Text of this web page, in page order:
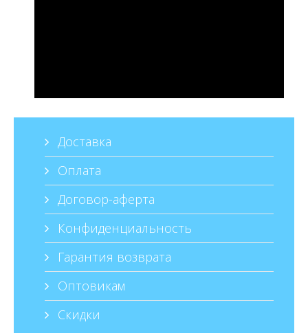
Доставка
Оплата
Договор-аферта
Конфиденциальность
Гарантия возврата
Оптовикам
Скидки